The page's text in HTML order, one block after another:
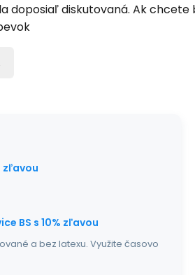
doposiaľ diskutovaná. Ak chcete
zľavou
BS s 10% zľavou
a bez latexu. Využite časovo